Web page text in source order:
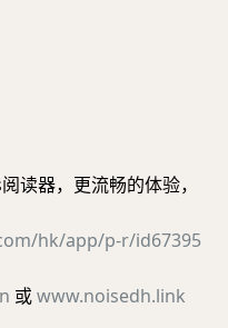
读器，更流畅的体验，
hk/app/p-r/id67395
或www.noisedh.link